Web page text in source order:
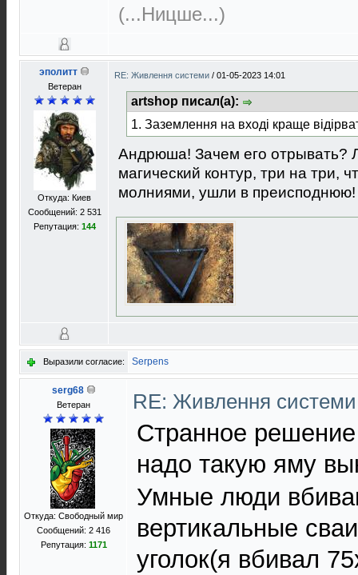
(...Ницше...)
эполитт
Ветеран
Откуда: Киев
Сообщений: 2 531
Репутация: 144
RE: Живлення системи / 01-05-2023 14:01
artshop писал(а):
1. Заземлення на вході краще
Андрюша! Зачем его отрывать?
магический контур, три на три,
молниями, ушли в преисподнюю!
Выразили согласие: Serpens
serg68
Ветеран
Откуда: Свободный мир
Сообщений: 2 416
Репутация: 1171
RE: Живлення
Странное
надо такую яму
Умные люди
вертикальные
уголок(я вбивал